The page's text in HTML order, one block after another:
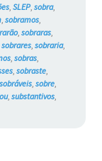
, SLEP, sobra,
, sobramos,
, sobraras,
sobrares, sobraria,
, sobras,
, sobraste,
sobráveis, sobre,
, substantivos,